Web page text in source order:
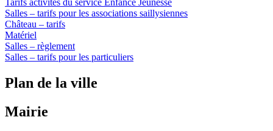
Tarifs activités du service Enfance Jeunesse
Salles – tarifs pour les associations saillysiennes
Château – tarifs
Matériel
Salles – règlement
Salles – tarifs pour les particuliers
Plan de la ville
Mairie